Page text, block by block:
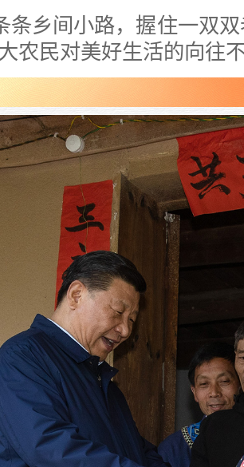
乡间小路，握住一双双
农民对美好生活的向往